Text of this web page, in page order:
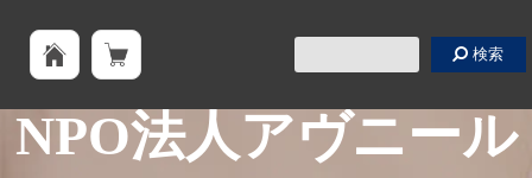
検索
NPO法人アヴニール